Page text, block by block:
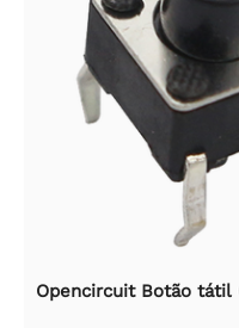
Opencircuit Botão